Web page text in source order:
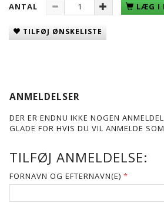
ANTAL LÆG I
TILFØJ ØNSKELISTE
ANMELDELSER
DER ER ENDNU IKKE NOGEN
GLADE FOR HVIS DU VIL ANMELDE
TILFØJ ANMELDELSE:
FORNAVN OG EFTERNAVN(E)